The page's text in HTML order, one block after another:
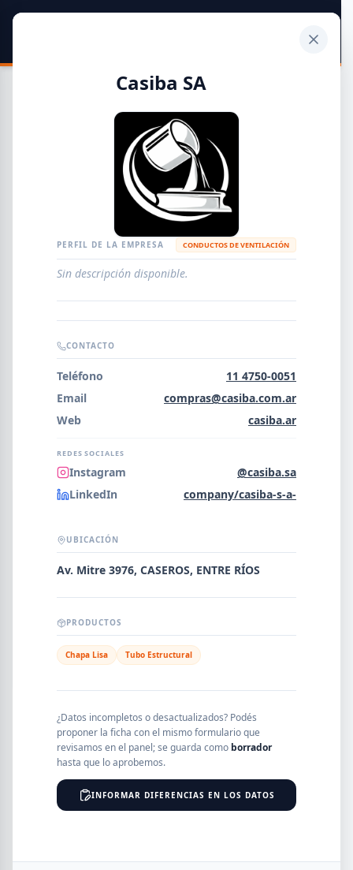
Guía de Empresas Metalúrgicas y Siderúrgicas
METALÚRGICAS
EMPRESAS AGREGAR EMPRESA
Error al cargar empresas.
PROVINCIA
Casiba SA
PERFIL DE LA EMPRESA CONDUCTOS DE VENTILACIÓN
Sin descripción disponible.
CONTACTO
Teléfono
11 4750-0051
Email
compras@casiba.com.ar
Web
casiba.ar
REDES SOCIALES
Instagram
@casiba.sa
LinkedIn
company/casiba-s-a-
UBICACIÓN
Av. Mitre 3976, CASEROS, ENTRE RÍOS
PRODUCTOS
Chapa Lisa Tubo Estructural
¿Datos incompletos o desactualizados? Podés
proponer la ficha con el mismo formulario que
revisamos en el panel; se guarda como borrador
hasta que lo aprobemos.
INFORMAR DIFERENCIAS EN LOS DATOS